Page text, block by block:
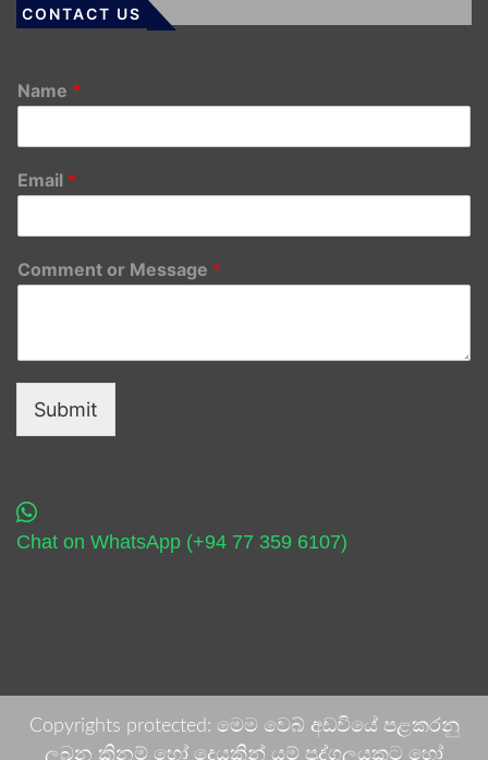
CONTACT US
Name *
Email *
Comment or Message *
Submit
Chat on WhatsApp (+94 77 359 6107)
Copyrights protected: මෙම වෙබ් අඩවියේ පළකරනු
ලබන කිනම් හෝ දෙයකින් යම් පුද්ගලයකුට හෝ